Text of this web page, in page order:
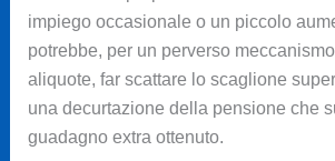
impiego occasionale o un piccolo
potrebbe, per un perverso
aliquote, far scattare lo scaglione
una decurtazione della pensione che
guadagno extra ottenuto.